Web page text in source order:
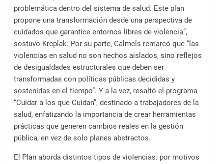
problemática dentro del sistema de salud. Este plan
propone una transformación desde una perspectiva de
cuidados que garantice entornos libres de violencia”,
sostuvo Kreplak. Por su parte, Calmels remarcó que “las
violencias en salud no son hechos aislados, sino reflejos
de desigualdades estructurales que deben ser
transformadas con políticas públicas decididas y
sostenidas en el tiempo”. Y a la vez, resaltó el programa
“Cuidar a los que Cuidan”, destinado a trabajadores de la
salud, enfatizando la importancia de crear herramientas
prácticas que generen cambios reales en la gestión
pública, en vez de solo planes abstractos.
El Plan aborda distintos tipos de violencias: por motivos